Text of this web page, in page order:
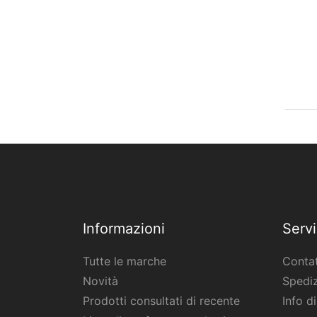
Informazioni
Tutte le marche
Novità
Prodotti consultati di recente
Info